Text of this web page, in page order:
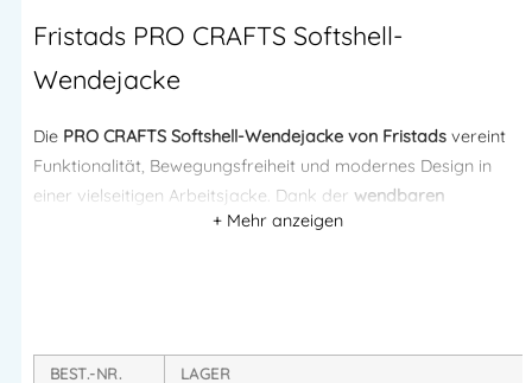
Fristads PRO CRAFTS Softshell-
Wendejacke
Die PRO CRAFTS Softshell-Wendejacke von Fristads vereint
Funktionalität, Bewegungsfreiheit und modernes Design in
einer vielseitigen Arbeitsjacke. Dank der wendbaren
lässt sich die Jacke flexibel einsetzen und
Armabschlüssen und Saumoptimale Bewegungsfreiheit
BEST.-NR.
LAGER